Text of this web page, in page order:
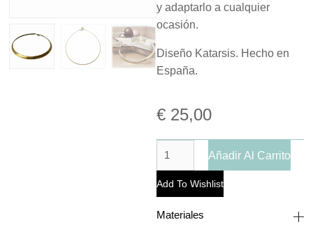
y adaptarlo a cualquier
ocasión.
Diseño Katarsis. Hecho en
España.
€ 25,00
Añadir Al Carrito
Add To Wishlist
Materiales